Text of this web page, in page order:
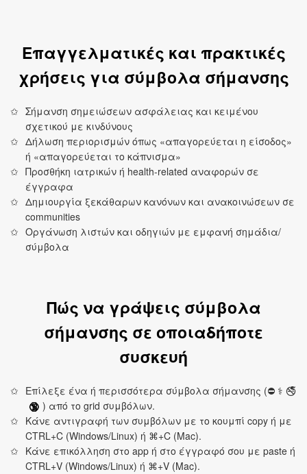
Επαγγελματικές και πρακτικές
χρήσεις για σύμβολα σήμανσης
Σήμανση σημειώσεων ασφάλειας και κειμένου
σχετικού με κινδύνους
Δήλωση περιορισμών όπως «απαγορεύεται η είσοδος»
ή «απαγορεύεται το κάπνισμα»
Προσθήκη ιατρικών ή health-related αναφορών σε
έγγραφα
Δημιουργία ξεκάθαρων κανόνων και ανακοινώσεων σε
communities
Οργάνωση λιστών και οδηγιών με εμφανή σημάδια/
σύμβολα
Πώς να γράψεις σύμβολα
σήμανσης σε οποιαδήποτε
συσκευή
Επίλεξε ένα ή περισσότερα σύμβολα σήμανσης (⛔ ⚕ 🚭
🔞 ) από το grid συμβόλων.
Κάνε αντιγραφή των συμβόλων με το κουμπί copy ή με
CTRL+C (Windows/Linux) ή ⌘+C (Mac).
Κάνε επικόλληση στο app ή στο έγγραφό σου με paste ή
CTRL+V (Windows/Linux) ή ⌘+V (Mac).